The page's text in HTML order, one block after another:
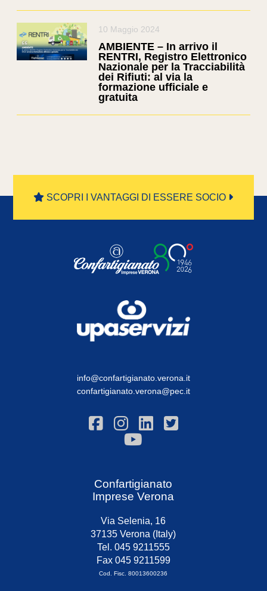
10 Maggio 2024
AMBIENTE – In arrivo il
RENTRI, Registro Elettronico
Nazionale per la Tracciabilità
dei Rifiuti: al via la
formazione ufficiale e
gratuita
SCOPRI I VANTAGGI DI ESSERE SOCIO
info@confartigianato.verona.it
confartigianato.verona@pec.it
Confartigianato
Imprese Verona
Via Selenia, 16
37135 Verona (Italy)
Tel. 045 9211555
Fax 045 9211599
Cod. Fisc. 80013600236